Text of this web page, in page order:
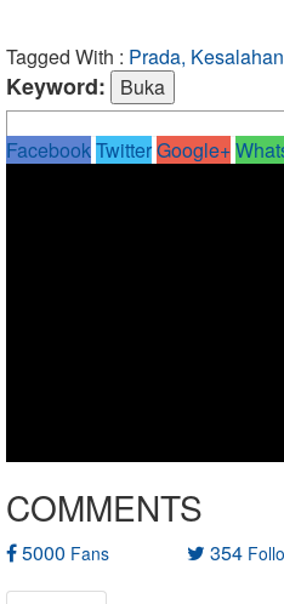
Tagged With : Prada,
Keyword:
Facebook TwitterGoogle+
COMMENTS
5000 Fans 354